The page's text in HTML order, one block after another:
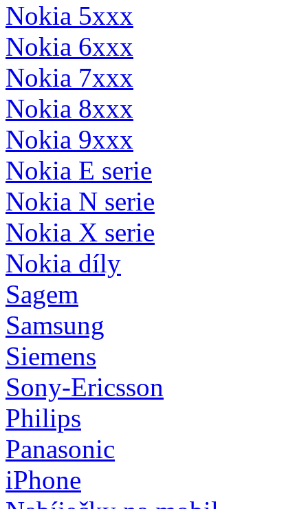
Nokia 5xxx
Nokia 6xxx
Nokia 7xxx
Nokia 8xxx
Nokia 9xxx
Nokia E serie
Nokia N serie
Nokia X serie
Nokia díly
Sagem
Samsung
Siemens
Sony-Ericsson
Philips
Panasonic
iPhone